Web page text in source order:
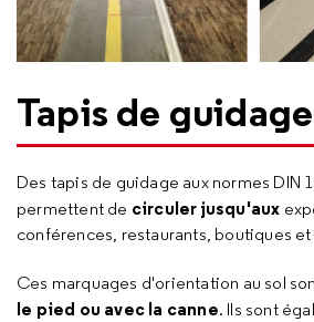
Tapis de guidage
Des tapis de guidage aux normes DIN
permettent de circuler jusqu'aux
conférences, restaurants, boutiques
Ces marquages d'orientation au sol
le pied ou avec la canne. Ils sont